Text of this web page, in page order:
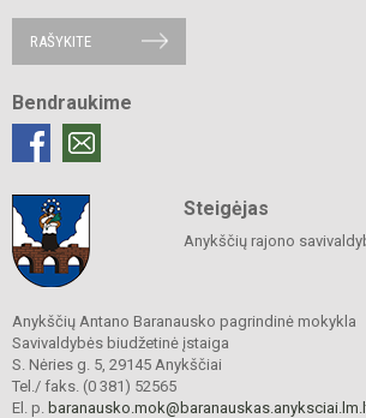
RAŠYKITE
Bendraukime
Steigėjas
Anykščių rajono
Anykščių Antano Baranausko pagrindinė mokykla
Savivaldybės biudžetinė įstaiga
S. Nėries g. 5, 29145 Anykščiai
Tel./ faks. (0 381) 52565
El. p.